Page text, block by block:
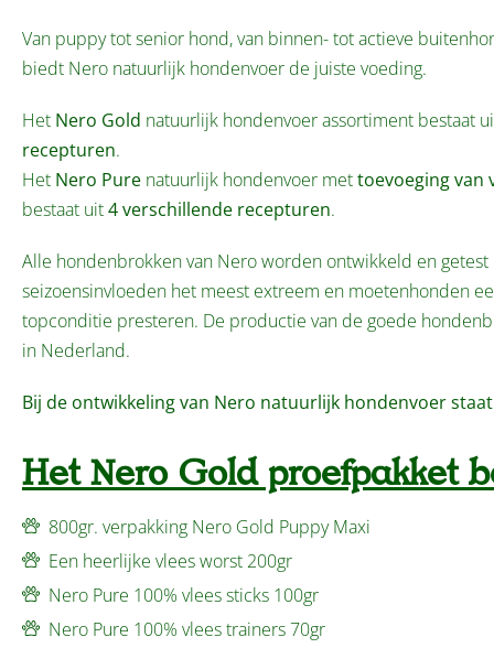
Van puppy tot senior hond, van binnen- tot actieve
biedt Nero natuurlijk hondenvoer de juiste voeding.
Het Nero Gold natuurlijk hondenvoer assortiment bestaat
recepturen.
Het Nero Pure natuurlijk hondenvoer mettoevoeging van
bestaat uit4 verschillende recepturen.
Alle hondenbrokken van Nero worden ontwikkeld en getest
seizoensinvloeden het meest extreem en moetenhonden
topconditie presteren. De productie van de goede
in Nederland.
Bij de ontwikkeling van Nero natuurlijk hondenvoer
Het Nero Gold proefpakket
800gr. verpakking Nero Gold Puppy Maxi
Een heerlijke vlees worst 200gr
Nero Pure 100% vlees sticks 100gr
Nero Pure 100% vlees trainers 70gr